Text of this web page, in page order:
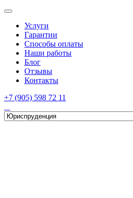
Услуги
Гарантии
Способы оплаты
Наши работы
Блог
Отзывы
Контакты
+7 (905) 598 72 11